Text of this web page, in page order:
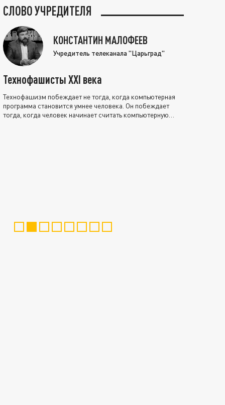
СЛОВО УЧРЕДИТЕЛЯ
КОНСТАНТИН МАЛОФЕЕВ
Учредитель телеканала "Царьград"
Технофашисты XXI века
Технофашизм побеждает не тогда, когда компьютерная
программа становится умнее человека. Он побеждает
тогда, когда человек начинает считать компьютерную